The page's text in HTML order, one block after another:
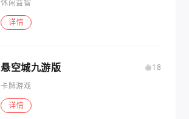
休闲益智
详情
悬空城九游版
18
卡牌游戏
详情